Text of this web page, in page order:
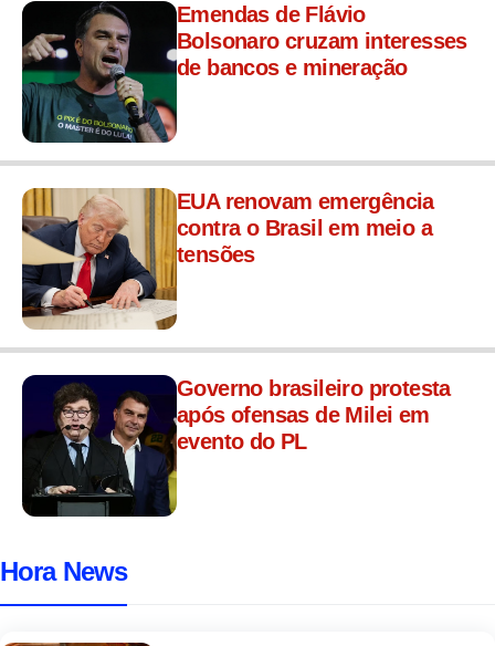
Emendas de Flávio
Bolsonaro cruzam interesses
de bancos e mineração
EUA renovam emergência
contra o Brasil em meio a
tensões
Governo brasileiro protesta
após ofensas de Milei em
evento do PL
Hora News